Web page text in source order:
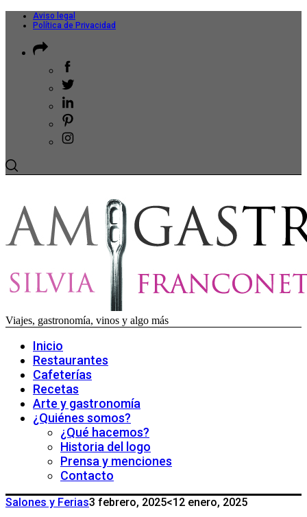
Aviso legal
Política de Privacidad
Viajes, gastronomía, vinos y algo más
Inicio
Restaurantes
Cafeterías
Recetas
Arte y gastronomía
¿Quiénes somos?
¿Qué hacemos?
Historia del logo
Prensa y menciones
Contacto
Salones y Ferias3 febrero, 2025<12 enero, 2025